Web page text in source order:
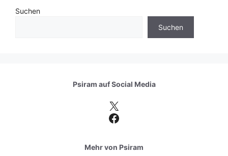
Suchen
Suchen
Psiram aufSocial Media
X
Facebook
Mehr von Psiram